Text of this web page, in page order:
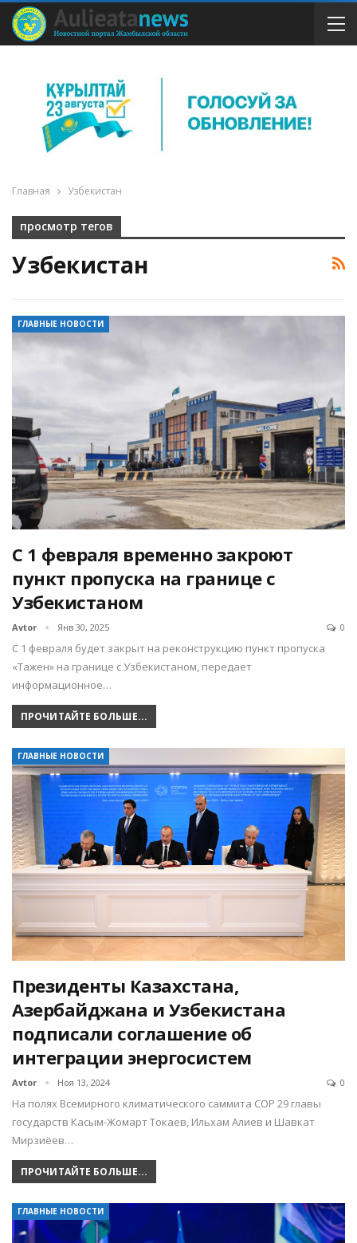
Главная Узбекистан
просмотр тегов
Узбекистан
ГЛАВНЫЕ НОВОСТИ
С 1 февраля временно закроют
пункт пропуска на границе с
Узбекистаном
Avtor Янв 30, 2025 0
С 1 февраля будет закрыт на реконструкцию пункт пропуска
«Тажен» на границе с Узбекистаном, передает
информационное…
ПРОЧИТАЙТЕ БОЛЬШЕ...
ГЛАВНЫЕ НОВОСТИ
Президенты Казахстана,
Азербайджана и Узбекистана
подписали соглашение об
интеграции энергосистем
Avtor Ноя 13, 2024 0
На полях Всемирного климатического саммита СOP 29 главы
государств Касым-Жомарт Токаев, Ильхам Алиев и Шавкат
Мирзиёев…
ПРОЧИТАЙТЕ БОЛЬШЕ...
ГЛАВНЫЕ НОВОСТИ